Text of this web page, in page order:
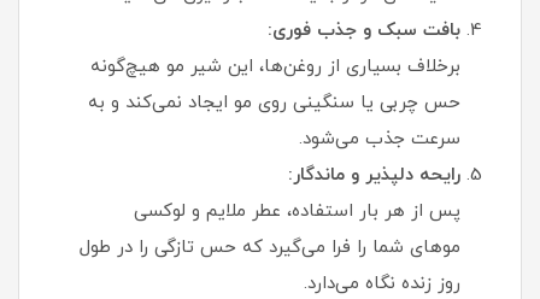
بافت سبک و جذب فوری:
برخلاف بسیاری از روغن‌ها، این شیر مو هیچ‌گونه
حس چربی یا سنگینی روی مو ایجاد نمی‌کند و به
سرعت جذب می‌شود.
رایحه دلپذیر و ماندگار:
پس از هر بار استفاده، عطر ملایم و لوکسی
موهای شما را فرا می‌گیرد که حس تازگی را در طول
روز زنده نگاه می‌دارد.